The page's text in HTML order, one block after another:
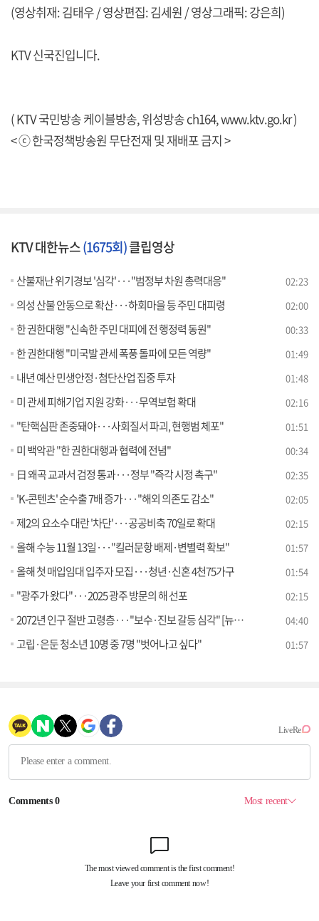
(영상취재: 김태우 / 영상편집: 김세원 / 영상그래픽: 강은희)
KTV 신국진입니다.
( KTV 국민방송 케이블방송, 위성방송 ch164,www.ktv.go.kr)
< ⓒ 한국정책방송원 무단전재 및 재배포 금지 >
KTV 대한뉴스(1675회)클립영상
산불재난 위기경보 '심각'···"범정부 차원 총력대응" 02:23
의성 산불 안동으로 확산···하회마을 등 주민 대피령 02:00
한 권한대행 "신속한 주민 대피에 전 행정력 동원" 00:33
한 권한대행 "미국발 관세 폭풍 돌파에 모든 역량" 01:49
내년 예산 민생안정·첨단산업 집중 투자 01:48
미 관세 피해기업 지원 강화···무역보험 확대 02:16
"탄핵심판 존중돼야···사회질서 파괴, 현행범 체포" 01:51
미 백악관 "한 권한대행과 협력에 전념" 00:34
日 왜곡 교과서 검정 통과···정부 "즉각 시정 촉구" 02:35
'K-콘텐츠' 순수출 7배 증가···"해외 의존도 감소" 02:05
제2의 요소수 대란 '차단'···공공비축 70일로 확대 02:15
올해 수능 11월 13일···"킬러문항 배제·변별력 확보" 01:57
올해 첫 매입임대 입주자 모집···청년·신혼 4천75가구 01:54
"광주가 왔다"···2025 광주 방문의 해 선포 02:15
2072년 인구 절반 고령층···"보수·진보 갈등 심각" [뉴스의 맥] 04:40
고립·은둔 청소년 10명 중 7명 "벗어나고 싶다" 01:57